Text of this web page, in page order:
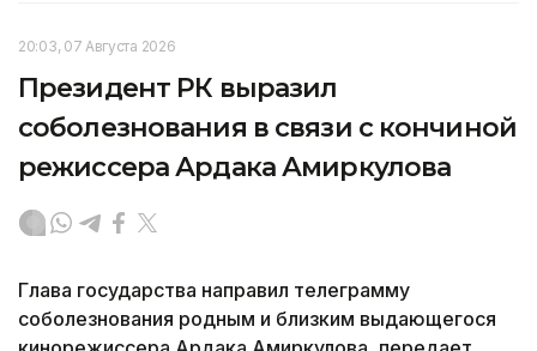
20:03, 07 Августа 2026
Президент РК выразил
соболезнования в связи с кончиной
режиссера Ардака Амиркулова
Глава государства направил телеграмму
соболезнования родным и близким выдающегося